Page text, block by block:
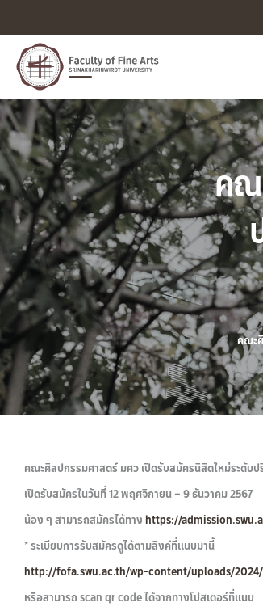
คณ
คณะ
คณะศิลปกรรมศาสตร์ มศว เปิดรับสมัครนิสิตใหม่ระดับ
เปิดรับสมัครในวันที่ 12 พฤศจิกายน – 9 ธันวาคม 2567
น้อง ๆ สามารถสมัครได้ทางhttps://
* ระเบียบการรับสมัครดูได้ตามลิงค์ที่แนบมานี้
http://fofa.swu.ac.th/wp-content/uploads/
หรือสามารถ scan qr code ได้จากทางโปสเตอร์ที่แนบ